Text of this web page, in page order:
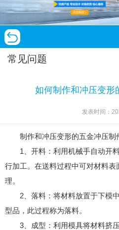
常见问题
如何制作和冲压变形
发表时间：
制作和冲压变形的五金冲压制
1、开料：利用机械手自动开
行加工。在送料过程中可对材料
理。
2、落料：将材料放置于下模
型品，此过程称为落料。
3、成型：利用模具将材料挤